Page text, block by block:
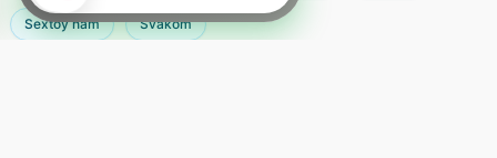
Sextoy nam Svakom